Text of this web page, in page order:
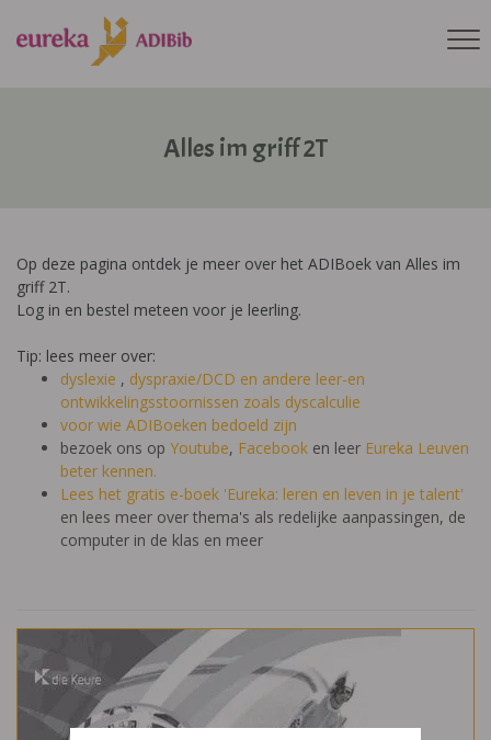
Alles im griff 2T
Op deze pagina ontdek je meer over het ADIBoek van Alles im
griff 2T.
Log in en bestel meteen voor je leerling.
Tip: lees meer over:
dyslexie , dyspraxie/DCD en andere leer-en
ontwikkelingsstoornissen zoals dyscalculie
voor wie ADIBoeken bedoeld zijn
bezoek ons op Youtube, Facebook en leer Eureka Leuven
beter kennen.
Lees het gratis e-boek 'Eureka: leren en leven in je talent'
en lees meer over thema's als redelijke aanpassingen, de
computer in de klas en meer